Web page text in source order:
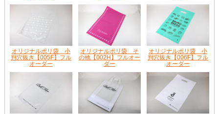
オリジナルポリ袋 小
判穴抜き【005F】フル
オーダー
オリジナルポリ袋 そ
の他【002H】フルオー
ダー
オリジナルポリ袋 小
判穴抜き【006F】フル
オーダー